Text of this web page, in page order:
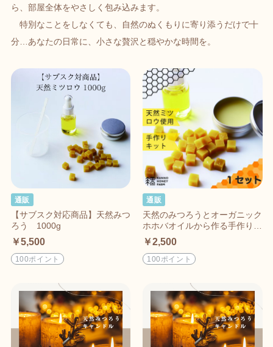
ら、部屋全体をやさしく包み込みます。
特別なことをしなくても、自然のぬくもりに寄り添うだけで十
分…あなたの日常に、小さな贅沢と穏やかな時間を。
通販
【サブスク対応商品】天然みつ
ろう 1000g
￥5,500
100ポイント
通販
天然のみつろうとオーガニック
ホホバオイルから作る手作りみ
つろうクリーム
￥2,500
100ポイント